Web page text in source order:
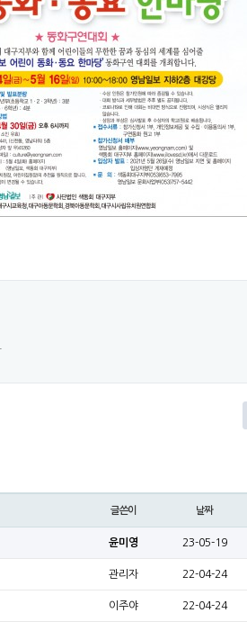
글쓴이 날짜
윤미영 23-05-19
관리자 22-04-24
이주야 22-04-24